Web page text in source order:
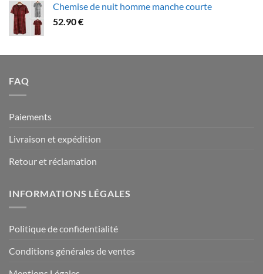
79.90 €
Chemise de nuit homme manche courte
52.90€
FAQ
Paiements
Livraison et expédition
Retour et réclamation
INFORMATIONS LÉGALES
Politique de confidentialité
Conditions générales de ventes